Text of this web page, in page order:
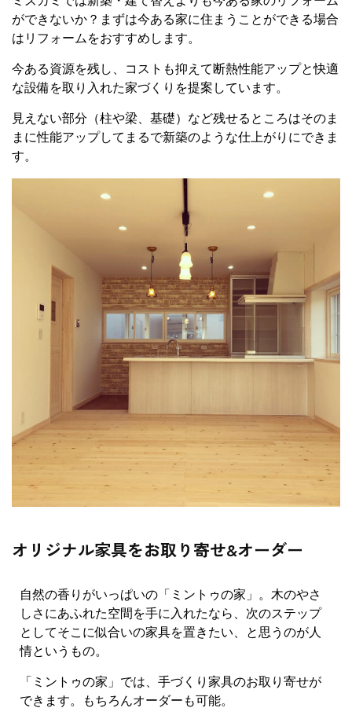
ができないか？まずは今ある家に住まうことができる場合
はリフォームをおすすめします。
今ある資源を残し、コストも抑えて断熱性能アップと快適
な設備を取り入れた家づくりを提案しています。
見えない部分（柱や梁、基礎）など残せるところはそのま
まに性能アップしてまるで新築のような仕上がりにできま
す。
オリジナル家具をお取り寄せ&オーダー
自然の香りがいっぱいの「ミントゥの家」。木のやさ
しさにあふれた空間を手に入れたなら、次のステップ
としてそこに似合いの家具を置きたい、と思うのが人
情というもの。
「ミントゥの家」では、手づくり家具のお取り寄せが
できます。もちろんオーダーも可能。